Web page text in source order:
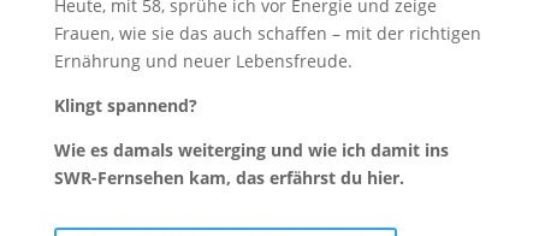
Heute, mit 58, sprühe ich vor Energie und zeige
Frauen, wie sie das auch schaffen – mit der richtigen
Ernährung und neuer Lebensfreude.
Klingt spannend?
Wie es damals weiterging und wie ich damit ins
SWR-Fernsehen kam, das erfährst du hier.